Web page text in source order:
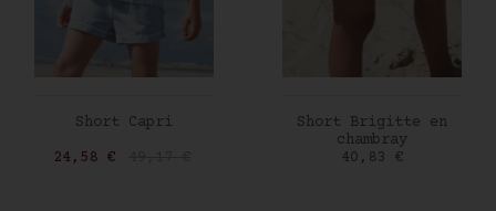
AJOUTER AU PANIER
Short Capri
Prix
24,58 €
AJOUTER AU PANIER
Short Brigitte en
chambray
Prix
40,83 €